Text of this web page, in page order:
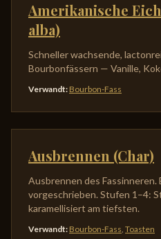
Amerikanische
alba)
Schneller wachsende,
Bourbonfässern — Vanille,
Verwandt: Bourbon-Fass
Ausbrennen (Char)
Ausbrennen des Fassinneren.
vorgeschrieben. Stufen 1–4:
karamellisiert am tiefsten.
Verwandt: Bourbon-Fass, Toasten